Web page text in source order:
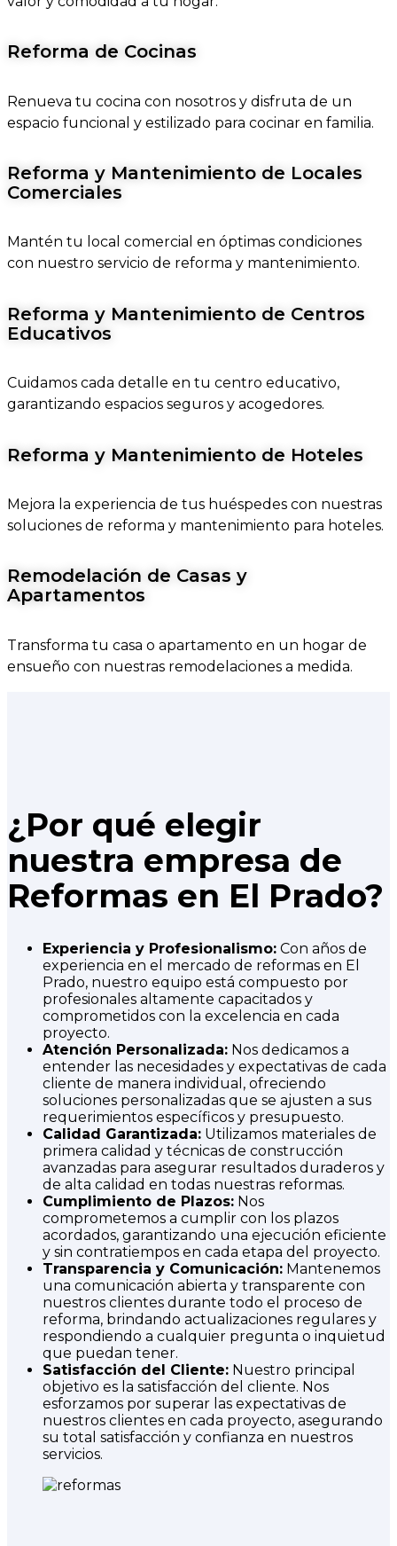
Reforma de Cocinas
Renueva tu cocina con nosotros y disfruta de un
espacio funcional y estilizado para cocinar en familia.
Reforma y Mantenimiento de Locales
Comerciales
Mantén tu local comercial en óptimas condiciones
con nuestro servicio de reforma y mantenimiento.
Reforma y Mantenimiento de Centros
Educativos
Cuidamos cada detalle en tu centro educativo,
garantizando espacios seguros y acogedores.
Reforma y Mantenimiento de Hoteles
Mejora la experiencia de tus huéspedes con nuestras
soluciones de reforma y mantenimiento para hoteles.
Remodelación de Casas y
Apartamentos
Transforma tu casa o apartamento en un hogar de
ensueño con nuestras remodelaciones a medida.
¿Por qué elegir
nuestra empresa de
Reformas en El Prado?
Experiencia y Profesionalismo: Con años de
experiencia en el mercado de reformas en El
Prado, nuestro equipo está compuesto por
profesionales altamente capacitados y
comprometidos con la excelencia en cada
proyecto.
Atención Personalizada: Nos dedicamos a
entender las necesidades y expectativas de cada
cliente de manera individual, ofreciendo
soluciones personalizadas que se ajusten a sus
requerimientos específicos y presupuesto.
Calidad Garantizada: Utilizamos materiales de
primera calidad y técnicas de construcción
avanzadas para asegurar resultados duraderos y
de alta calidad en todas nuestras reformas.
Cumplimiento de Plazos: Nos
comprometemos a cumplir con los plazos
acordados, garantizando una ejecución eficiente
y sin contratiempos en cada etapa del proyecto.
Transparencia y Comunicación: Mantenemos
una comunicación abierta y transparente con
nuestros clientes durante todo el proceso de
reforma, brindando actualizaciones regulares y
respondiendo a cualquier pregunta o inquietud
que puedan tener.
Satisfacción del Cliente: Nuestro principal
objetivo es la satisfacción del cliente. Nos
esforzamos por superar las expectativas de
nuestros clientes en cada proyecto, asegurando
su total satisfacción y confianza en nuestros
servicios.